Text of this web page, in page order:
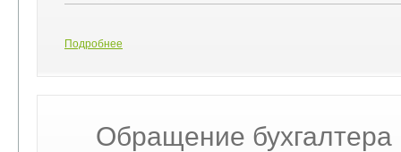
Подробнее
Обращение бухгалтера